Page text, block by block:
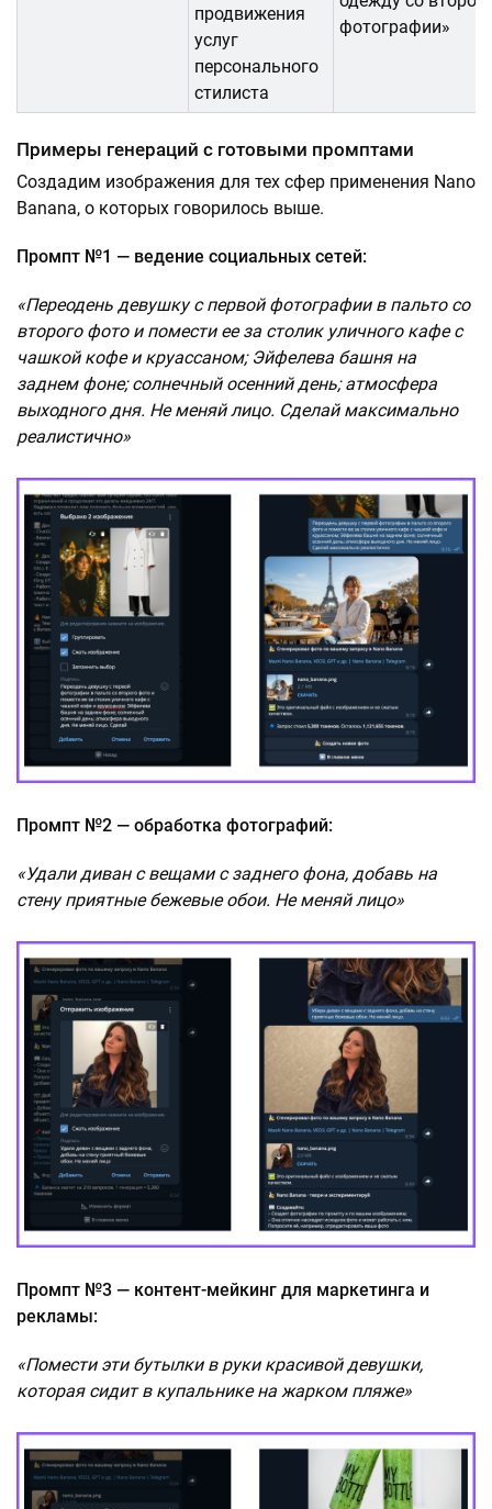
продвижения
услуг
персонального
стилиста
фотографии»
Примеры генераций с готовыми промптами
Создадим изображения для тех сфер применения Nano
Banana, о которых говорилось выше.
Промпт №1 — ведение социальных сетей:
«Переодень девушку с первой фотографии в пальто со
второго фото и помести ее за столик уличного кафе с
чашкой кофе и круассаном; Эйфелева башня на
заднем фоне; солнечный осенний день; атмосфера
выходного дня. Не меняй лицо. Сделай максимально
реалистично»
Промпт №2 — обработка фотографий:
«Удали диван с вещами с заднего фона, добавь на
стену приятные бежевые обои. Не меняй лицо»
Промпт №3 — контент-мейкинг для маркетинга и
рекламы:
«Помести эти бутылки в руки красивой девушки,
которая сидит в купальнике на жарком пляже»